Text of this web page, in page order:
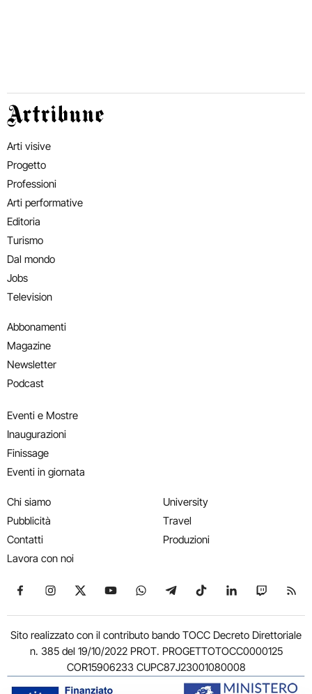
Artribune
Arti visive
Progetto
Professioni
Arti performative
Editoria
Turismo
Dal mondo
Jobs
Television
Abbonamenti
Magazine
Newsletter
Podcast
Eventi e Mostre
Inaugurazioni
Finissage
Eventi in giornata
Chi siamo
Pubblicità
Contatti
Lavora con noi
University
Travel
Produzioni
Seguici su Facebook
Seguici su Instagram
Seguici su X
Seguici su YouTube
Seguici su WhatsApp
Seguici su Telegram
Seguici su TikTok
Seguici su
Seguici
Sito realizzato con il contributo bando TOCC Decreto Direttoriale
n. 385 del 19/10/2022 PROT. PROGETTOTOCC0000125
COR15906233 CUPC87J23001080008